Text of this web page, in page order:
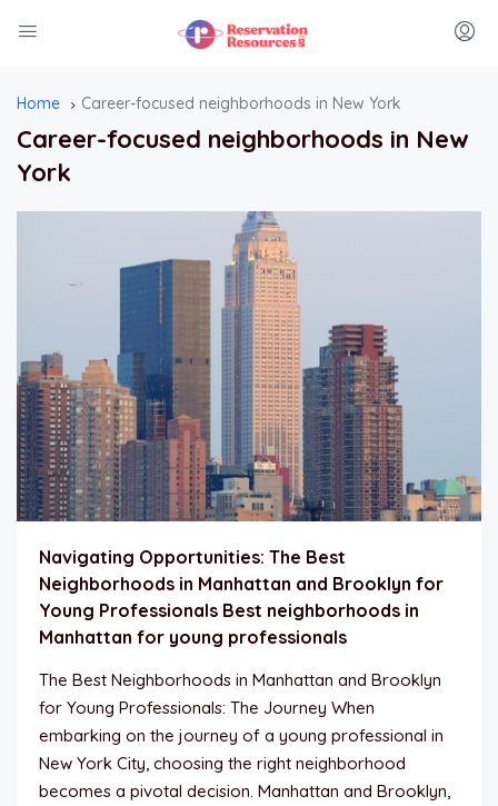
Home Career-focused neighborhoods in New York
Career-focused neighborhoods in New
York
Navigating Opportunities: The Best
Neighborhoods in Manhattan and Brooklyn for
Young Professionals Best neighborhoods in
Manhattan for young professionals
The Best Neighborhoods in Manhattan and Brooklyn
for Young Professionals: The Journey When
embarking on the journey of a young professional in
New York City, choosing the right neighborhood
becomes a pivotal decision. Manhattan and Brooklyn,